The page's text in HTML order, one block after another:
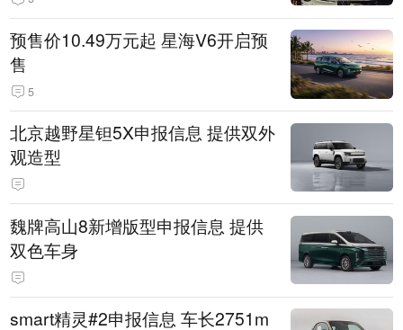
预售价10.49万元起 星海V6开启预
售
5
北京越野星钽5X申报信息 提供双外
观造型
魏牌高山8新增版型申报信息 提供
双色车身
smart精灵#2申报信息 车长2751m